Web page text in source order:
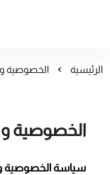
الرئيسية الخصوصية
الخصوصية
سياسة الخصوصية